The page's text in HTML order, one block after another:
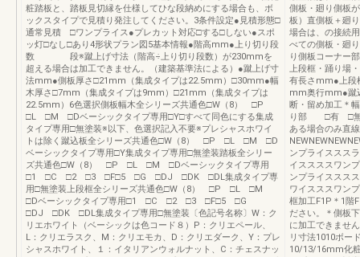
粧踏板と、踏板見切縁を仕様してひな段納めにする場合も、ボ
ックスタイプで見積り発注してください。3条件設定●見積形態□
通常見積 □ワンプライス●プレカット対応□する□しない●スポ
ッ灯□なし□あり4形状プラン図5基本情報●階高mm●上り切り段
数 段※蹴上げ寸法（階高÷上り切り段数）が230mmを
超える場合は加工できません。（建築基準法による）●蹴上げ寸
法mm●側板厚さ□21mm（集成タイプは22.5mm）□30mm●幅
木厚さ□7mm（集成タイプは9mm）□21mm（集成タイプは
22.5mm）6色選択側板幅木全シリーズ共通色□W（8） □P
□L □M □Dベーシックタイプ専用□Y□すべて同色にする集成
タイプ専用□無塗装※以下、色選択記入不要※プレシャスホワイ
トは除く蹴込板全シリーズ共通色□W（8） □P □L □M □D
ベーシックタイプ専用□Y集成タイプ専用□無塗装踏板全シリー
ズ共通色□W（8） □P □L □M □Dベーシックタイプ専用
□1 □C □2 □3 □F□5 □G □DJ □DK □DL集成タイプ専
用□無塗装上段框全シリーズ共通色□W（8） □P □L □M
□Dベーシックタイプ専用□1 □C □2 □3 □F□5 □G
□DJ □DK □DL集成タイプ専用□無塗装〔色記号名称〕W：ク
リエホワイト（ベーシックは色コード８）P：クリエペール、
L：クリエラスク、M：クリエモカ、D：クリエダーク、Y：プレ
シャスホワイト、１：イタリアンウォルナット、C：チェスナッ
側板・廻り側板
板）直側板＋廻
場合は、の接続
べての側板・廻
り側板コーナー
上段框・踊り
有長さmm●上
mm奥行mm●
断・留め加工
り部 □有 □無19
ある場合のみ
ンプライススス
イススススワン
ンプライススス
ワイスススワン
框加工F1P＊1階
ださい。＊側板
に加工できませ
リ寸法1010ボー
10/13/16mm化